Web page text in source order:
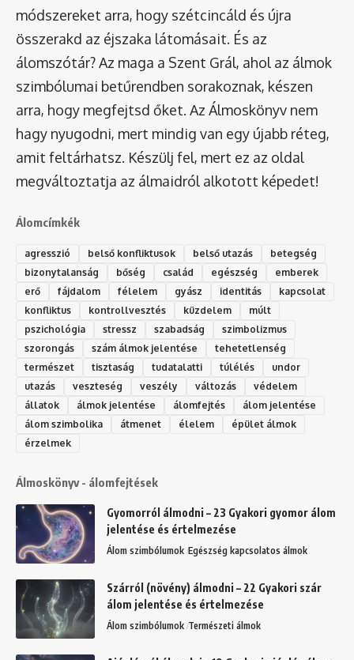
módszereket arra, hogy szétcincáld és újra
összerakd az éjszaka látomásait. És az
álomszótár? Az maga a Szent Grál, ahol az álmok
szimbólumai betűrendben sorakoznak, készen
arra, hogy megfejtsd őket. Az Álmoskönyv nem
hagy nyugodni, mert mindig van egy újabb réteg,
amit feltárhatsz. Készülj fel, mert ez az oldal
megváltoztatja az álmaidról alkotott képedet!
Álomcímkék
agresszió belső konfliktusok belső utazás
betegség
bizonytalanság
bőség család egészség
emberek
erő
fájdalom félelem gyász identitás
kapcsolat
konfliktus
kontrollvesztés küzdelem
múlt
pszichológia
stressz szabadság
szimbolizmus
szorongás
szám álmok jelentése
tehetetlenség
természet
tisztaság tudatalatti túlélés
undor
utazás
veszteség veszély változás
védelem
állatok
álmok jelentése álomfejtés
álom jelentése
álom szimbolika
átmenet élelem
épület álmok
érzelmek
Álmoskönyv - álomfejtések
Gyomorról álmodni – 23 Gyakori gyomor álom
jelentése és értelmezése
Álom szimbólumok Egészség kapcsolatos álmok
Szárról (növény) álmodni – 22 Gyakori szár
álom jelentése és értelmezése
Álom szimbólumok Természeti álmok